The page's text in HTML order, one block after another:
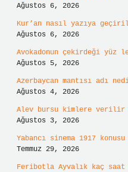
Ağustos 6, 2026
Kur’an nasıl yazıya
Ağustos 6, 2026
Avokadonun çekirdeği yüz
Ağustos 5, 2026
Azerbaycan mantısı adı
Ağustos 4, 2026
Alev bursu kimlere verilir
Ağustos 3, 2026
Yabancı sinema 1917
Temmuz 29, 2026
Feribotla Ayvalık kaç saat